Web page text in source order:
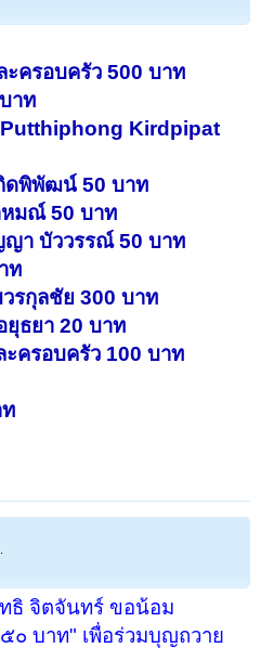
ะครอบครัว 500 บาท
าท
Kirdpipat
ดพิพัฒน์ 50 บาท
มณ์ 50 บาท
า บัววรรณ์ 50 บาท
ท
รกุลชัย 300 บาท
ธยา 20 บาท
ครอบครัว 100 บาท
ธิ จิตจันทร์ ขอน้อม
๐ บาท" เพื่อร่วมบุญถวาย